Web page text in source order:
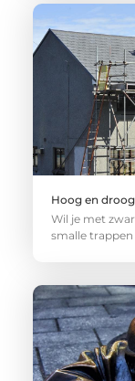
Hoog en
Wil je met
smalle